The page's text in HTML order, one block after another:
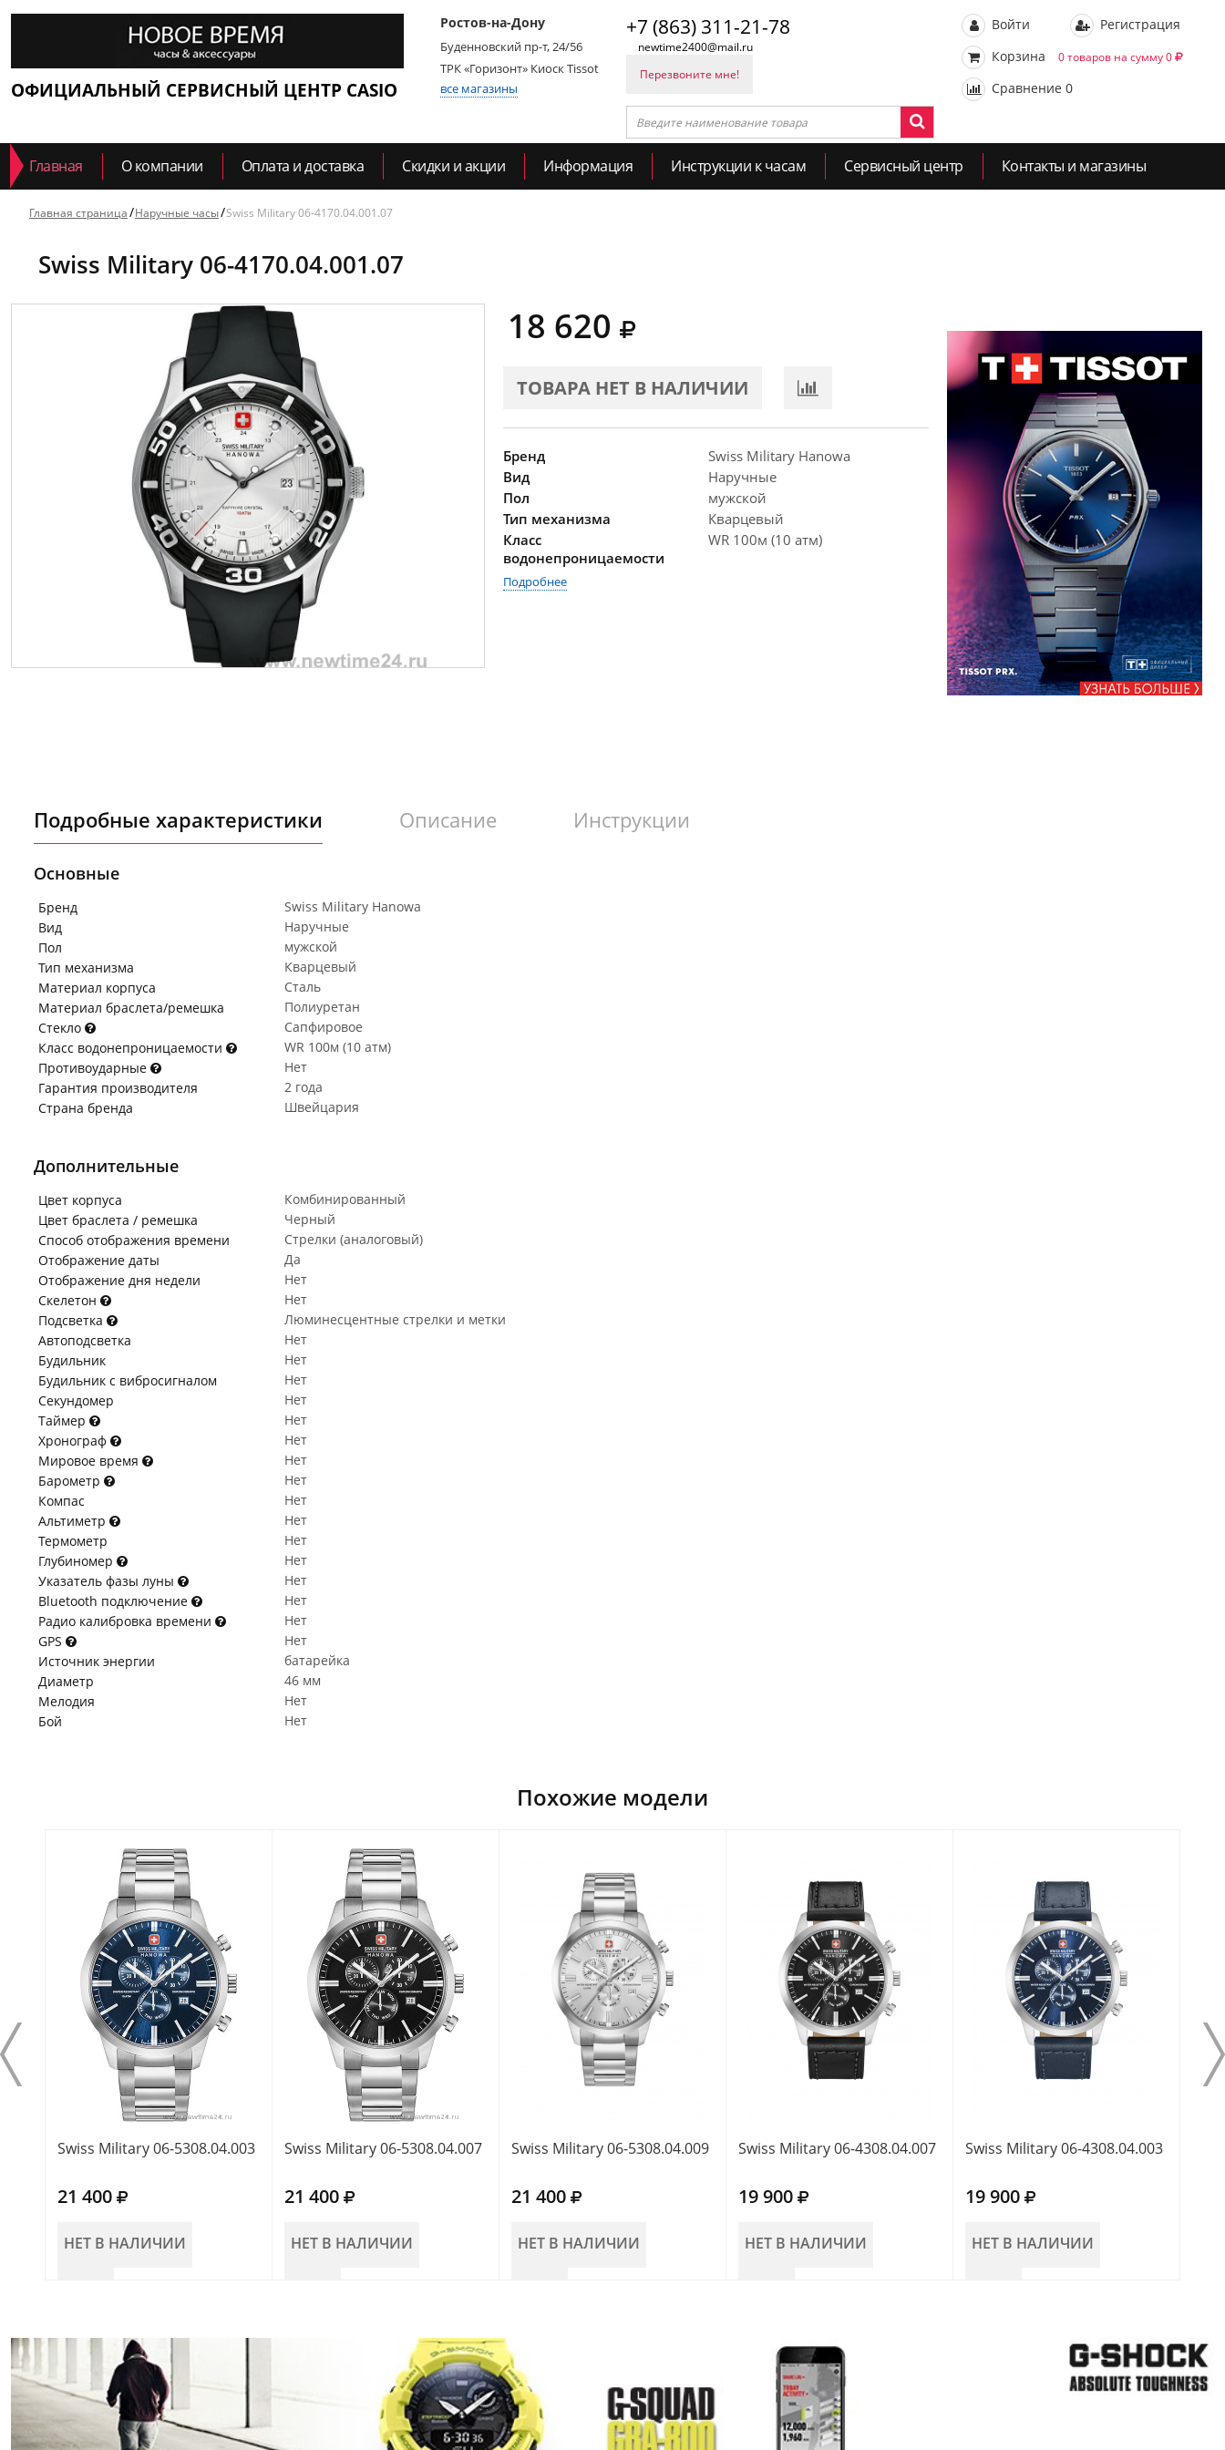
ОФИЦИАЛЬНЫЙ СЕРВИСНЫЙ ЦЕНТР CASIO
Ростов-на-Дону
Буденновский пр-т, 24/56
ТРК «Горизонт» Киоск Tissot
все магазины
+7 (863) 311-21-78
newtime2400@mail.ru
Перезвоните мне!
Войти
Регистрация
Корзина
0 товаров на сумму 0
Сравнение 0
Главная О компании Оплата и доставка Скидки и акции Информация Инструкции к часам Сервисный центр Контакты и магазины
Главная страница Наручные часы Swiss Military 06-4170.04.001.07
Swiss Military 06-4170.04.001.07
18 620
ТОВАРА НЕТ В НАЛИЧИИ
Бренд
Swiss Military Hanowa
Вид
Наручные
Пол
мужской
Тип механизма
Кварцевый
Класс
водонепроницаемости
WR 100м (10 атм)
Подробнее
Подробные характеристики Описание Инструкции
Основные
Бренд
Swiss Military Hanowa
Вид
Наручные
Пол
мужской
Тип механизма
Кварцевый
Материал корпуса
Сталь
Материал браслета/ремешка
Полиуретан
Стекло
Сапфировое
Класс водонепроницаемости
WR 100м (10 атм)
Противоударные
Нет
Гарантия производителя
2 года
Страна бренда
Швейцария
Дополнительные
Цвет корпуса
Комбинированный
Цвет браслета / ремешка
Черный
Способ отображения времени
Стрелки (аналоговый)
Отображение даты
Да
Отображение дня недели
Нет
Скелетон
Нет
Подсветка
Люминесцентные стрелки и метки
Автоподсветка
Нет
Будильник
Нет
Будильник с вибросигналом
Нет
Секундомер
Нет
Таймер
Нет
Хронограф
Нет
Мировое время
Нет
Барометр
Нет
Компас
Нет
Альтиметр
Нет
Термометр
Нет
Глубиномер
Нет
Указатель фазы луны
Нет
Bluetooth подключение
Нет
Радио калибровка времени
Нет
GPS
Нет
Источник энергии
батарейка
Диаметр
46 мм
Мелодия
Нет
Бой
Нет
Похожие модели
Swiss Military 06-5308.04.003
21 400
НЕТ В НАЛИЧИИ
Swiss Military 06-5308.04.007
21 400
НЕТ В НАЛИЧИИ
Swiss Military 06-5308.04.009
21 400
НЕТ В НАЛИЧИИ
Swiss Military 06-4308.04.007
19 900
НЕТ В НАЛИЧИИ
Swiss Military 06-4308.04.003
19 900
НЕТ В НАЛИЧИИ